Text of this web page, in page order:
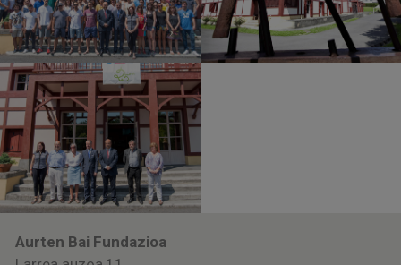
Aurten Bai Fundazioa